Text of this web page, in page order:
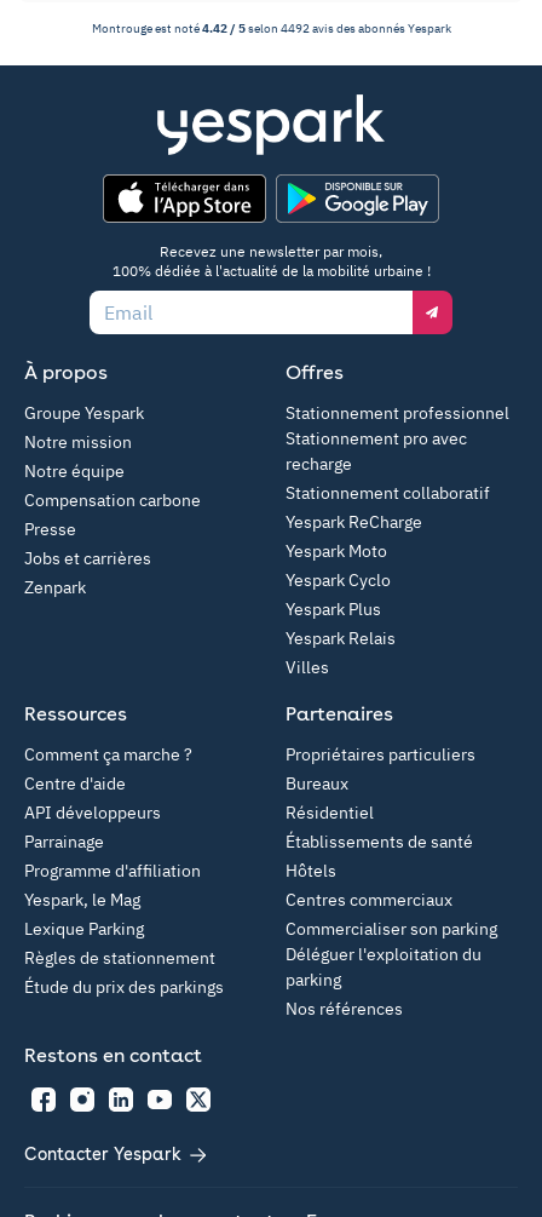
Montrougeest noté4.42/ 5selon 4492avis des abonnésYespark
Recevez une newsletter par mois,
100% dédiée à l'actualité de la mobilité urbaine !
À propos
Groupe Yespark
Notre mission
Notre équipe
Compensation carbone
Presse
Jobs et carrières
Zenpark
Offres
Stationnement professionnel
Stationnement pro avec
recharge
Stationnement collaboratif
Yespark ReCharge
Yespark Moto
Yespark Cyclo
Yespark Plus
Yespark Relais
Villes
Partenaires
Propriétaires particuliers
Bureaux
Résidentiel
Établissements de santé
Hôtels
Centres commerciaux
Commercialiser son parking
Déléguer l'exploitation du
parking
Nos références
Ressources
Comment ça marche ?
Centre d'aide
API développeurs
Parrainage
Programme d'affiliation
Yespark, le Mag
Lexique Parking
Règles de stationnement
Étude du prix des parkings
Restons en contact
FacebookInstagramLinkedInYouTubeTwitter
Contacter Yespark